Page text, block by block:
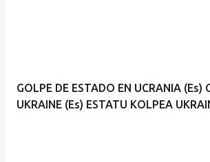
GOLPE DE ESTADO EN UCRANIA (Es)
UKRAINE (Es) ESTATU KOLPEA